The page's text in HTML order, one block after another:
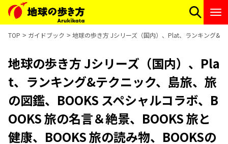
TOP ガイドブック 地球の歩き方 Jシリーズ（国内）、Plat、ランキング&
地球の歩き方 Jシリーズ（国内）、Pla
t、ランキング&テクニック、島旅、旅
の図鑑、BOOKS スペシャルコラボ、B
OOKS 旅の名言＆絶景、BOOKS 旅と
健康、BOOKS 旅の読み物、BOOKSの